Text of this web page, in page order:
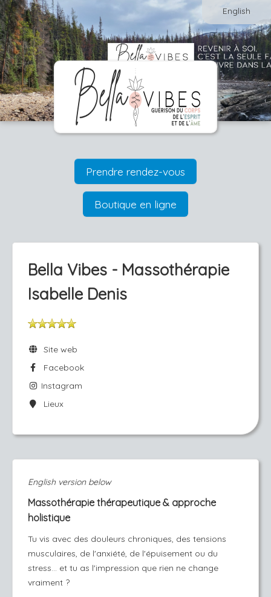
English
Prendre rendez-vous
Boutique en ligne
Bella Vibes - Massothérapie
Isabelle Denis
Site web
Facebook
Instagram
Lieux
English version below
Massothérapie thérapeutique & approche
holistique
Tu vis avec des douleurs chroniques, des tensions
musculaires, de l'anxiété, de l'épuisement ou du
stress… et tu as l'impression que rien ne change
vraiment ?